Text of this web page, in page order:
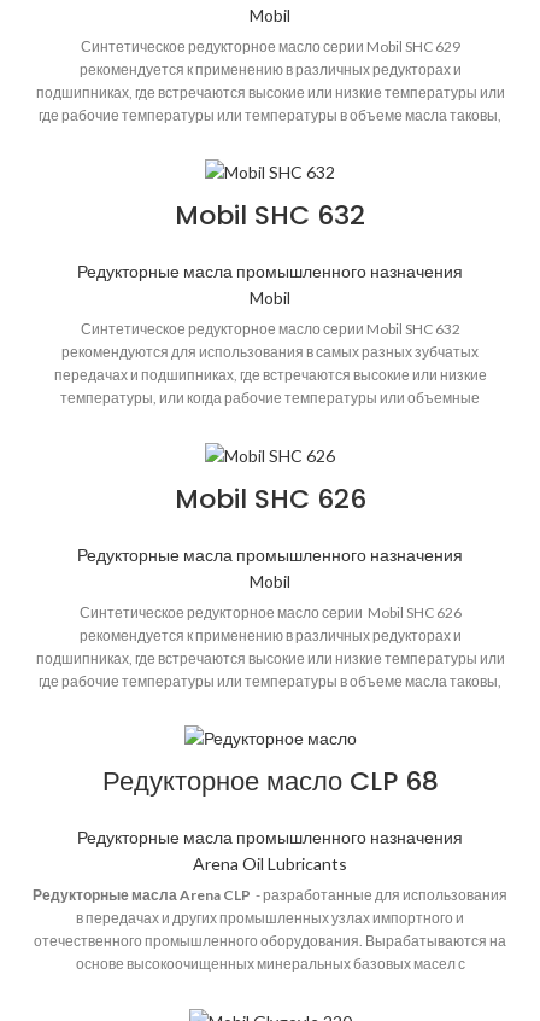
Mobil
Синтетическое редукторное масло серии Mobil SHC 629
рекомендуется к применению в различных редукторах и
подшипниках, где встречаются высокие или низкие температуры или
где рабочие температуры или температуры в объеме масла таковы,
удовлетворительные сроки службы, или где требуется применение
смазочных материалов с очень высокой эффективностью.
Mobil SHC 632
Редукторные масла промышленного назначения
Mobil
Синтетическое редукторное масло серии Mobil SHC 632
рекомендуются для использования в самых разных зубчатых
передачах и подшипниках, где встречаются высокие или низкие
температуры, или когда рабочие температуры или объемные
дают неудовлетворительный срок службы, или где желательна
повышенная эффективность. Они особенно эффективны в тех
случаях, когда затраты на техническое обслуживание, связанные с
заменой компонентов, очисткой системы и заменой смазочных
Mobil SHC 626
Редукторные масла промышленного назначения
Mobil
Синтетическое редукторное масло серии Mobil SHC 626
рекомендуется к применению в различных редукторах и
подшипниках, где встречаются высокие или низкие температуры или
где рабочие температуры или температуры в объеме масла таковы,
удовлетворительные сроки службы, или где требуется применение
смазочных материалов с очень высокой эффективностью. Масло
рекомендовано для применения в тех областях, где особенно высоки
затраты на замену узлов и деталей, на очистку систем и замену
Редукторное масло CLP 68
Редукторные масла промышленного назначения
Arena Oil Lubricants
Редукторные масла Arena CLP - разработанные для использования
в передачах и других промышленных узлах импортного и
отечественного промышленного оборудования. Вырабатываются на
основе высокоочищенных минеральных базовых масел с
смазывающие, антиокислительные, антикоррозионные,